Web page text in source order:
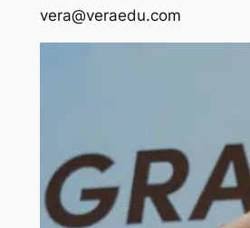
vera@veraedu.com